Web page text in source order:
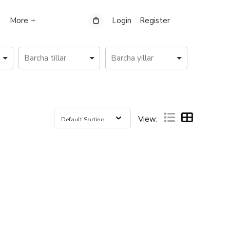
More Login Register
View: